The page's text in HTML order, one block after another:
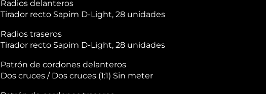
Radios delanteros
Tirador recto Sapim D-Light, 28 unidades
Radios traseros
Tirador recto Sapim D-Light, 28 unidades
Patrón de cordones delanteros
Dos cruces / Dos cruces (1:1) Sin meter